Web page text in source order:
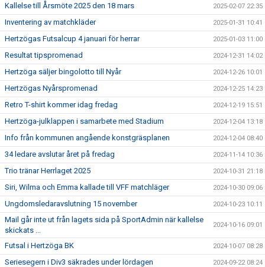
Kallelse till Årsmöte 2025 den 18 mars 2025-02-07 22:35
Inventering av matchkläder 2025-01-31 10:41
Hertzögas Futsalcup 4 januari för herrar 2025-01-03 11:00
Resultat tipspromenad 2024-12-31 14:02
Hertzöga säljer bingolotto till Nyår 2024-12-26 10:01
Hertzögas Nyårspromenad 2024-12-25 14:23
Retro T-shirt kommer idag fredag 2024-12-19 15:51
Hertzöga-julklappen i samarbete med Stadium 2024-12-04 13:18
Info från kommunen angående konstgräsplanen 2024-12-04 08:40
34 ledare avslutar året på fredag 2024-11-14 10:36
Trio tränar Herrlaget 2025 2024-10-31 21:18
Siri, Wilma och Emma kallade till VFF matchläger 2024-10-30 09:06
Ungdomsledaravslutning 15 november 2024-10-23 10:11
Mail går inte ut från lagets sida på SportAdmin när kallelse
skickats ...
2024-10-16 09:01
Futsal i Hertzöga BK 2024-10-07 08:28
Seriesegern i Div3 säkrades under lördagen 2024-09-22 08:24